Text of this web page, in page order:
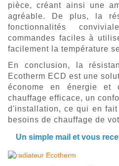
pièce, créant ainsi une
agréable. De plus, la
fonctionnalités
commandes faciles à
facilement la température
En conclusion, la
Ecotherm ECD est une
économe en énergie et
chauffage efficace, un
d'installation, ce qui en
besoins de chauffage de
Un simple mail et vous